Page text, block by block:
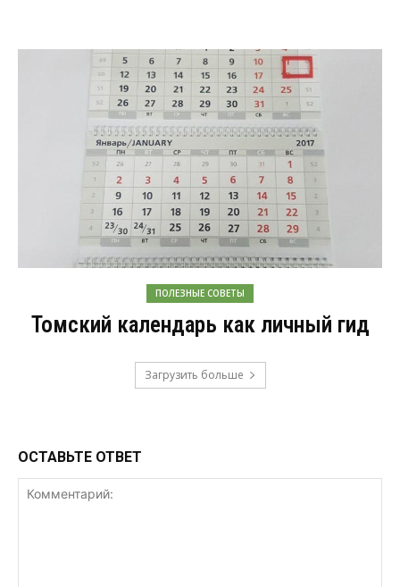
ПОЛЕЗНЫЕ СОВЕТЫ
Томский календарь как личный гид
Загрузить больше
ОСТАВЬТЕ ОТВЕТ